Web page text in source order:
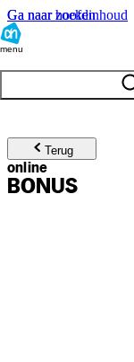
Ga naar hoofdinhoud
Ga naar zoeken
menu
Terug
online
BONUS